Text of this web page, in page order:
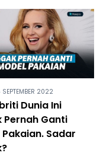
SEPTEMBER 2022
Dunia Ini
Pernah Ganti
Sadar